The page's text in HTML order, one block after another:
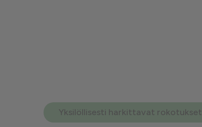
Yksilöllisesti harkittavat rokotukset